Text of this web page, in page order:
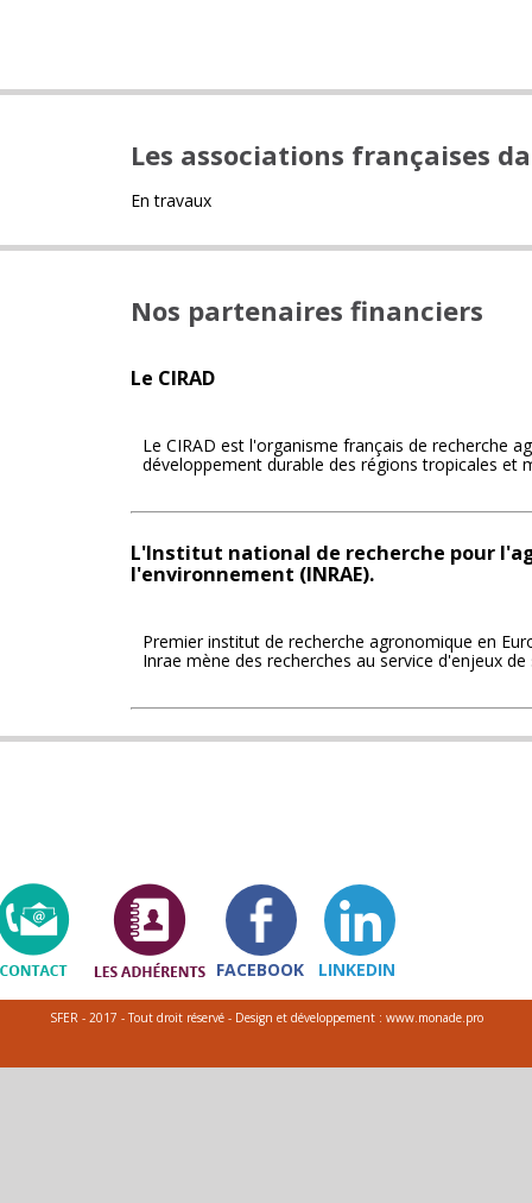
Les associations françaises
En travaux
Nos partenaires financiers
Le CIRAD
Le CIRAD est l'organisme français de recherche
développement durable des régions tropicales et
L'Institut national de recherche pour
l'environnement (INRAE).
Premier institut de recherche agronomique en
Inrae mène des recherches au service d'enjeux
FACEBOOK LINKEDIN
SFER - 2017 - Tout droit réservé - Design et développement : www.monade.pro